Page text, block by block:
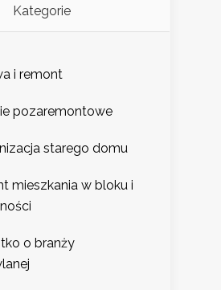
Kategorie
i remont
pozaremontowe
starego domu
mieszkania w bloku i
o branży